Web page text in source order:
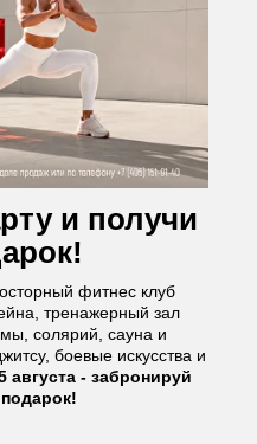
и получи
!
фитнес клуб
тренажерный зал
солярий, сауна и
боевые искусства и
августа - забронируй